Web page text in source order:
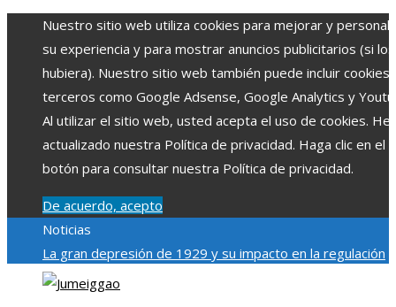
Nuestro sitio web utiliza cookies para mejorar y
su experiencia y para mostrar anuncios publicitarios (si los
hubiera). Nuestro sitio web también puede incluir cookies
terceros como Google Adsense, Google Analytics y
Al utilizar el sitio web, usted acepta el uso de cookies.
actualizado nuestra Política de privacidad. Haga clic en el
botón para consultar nuestra Política de privacidad.
De acuerdo, acepto
Noticias
La gran depresión de 1929 y su impacto en la regulación
bancariaLas 15 exploraciones espaciales que ampliaron